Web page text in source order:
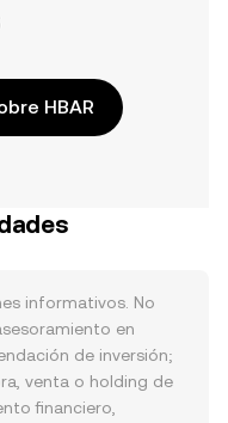
HBAR
informativos. No
en
de inversión;
venta o holding de
financiero,